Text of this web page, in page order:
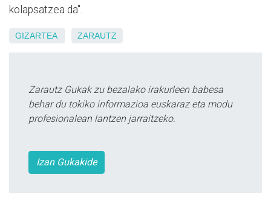
kolapsatzea da".
GIZARTEA ZARAUTZ
Zarautz Gukak zu bezalako irakurleen babesa
behar du tokiko informazioa euskaraz eta modu
profesionalean lantzen jarraitzeko.
Izan Gukakide